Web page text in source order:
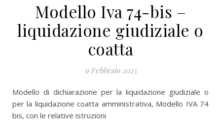
Modello Iva 74-bis –
liquidazione giudiziale o
coatta
9 Febbraio 2023
Modello di dichiarazione per la liquidazione giudiziale o
per la liquidazione coatta amministrativa, Modello IVA 74
bis, con le relative istruzioni